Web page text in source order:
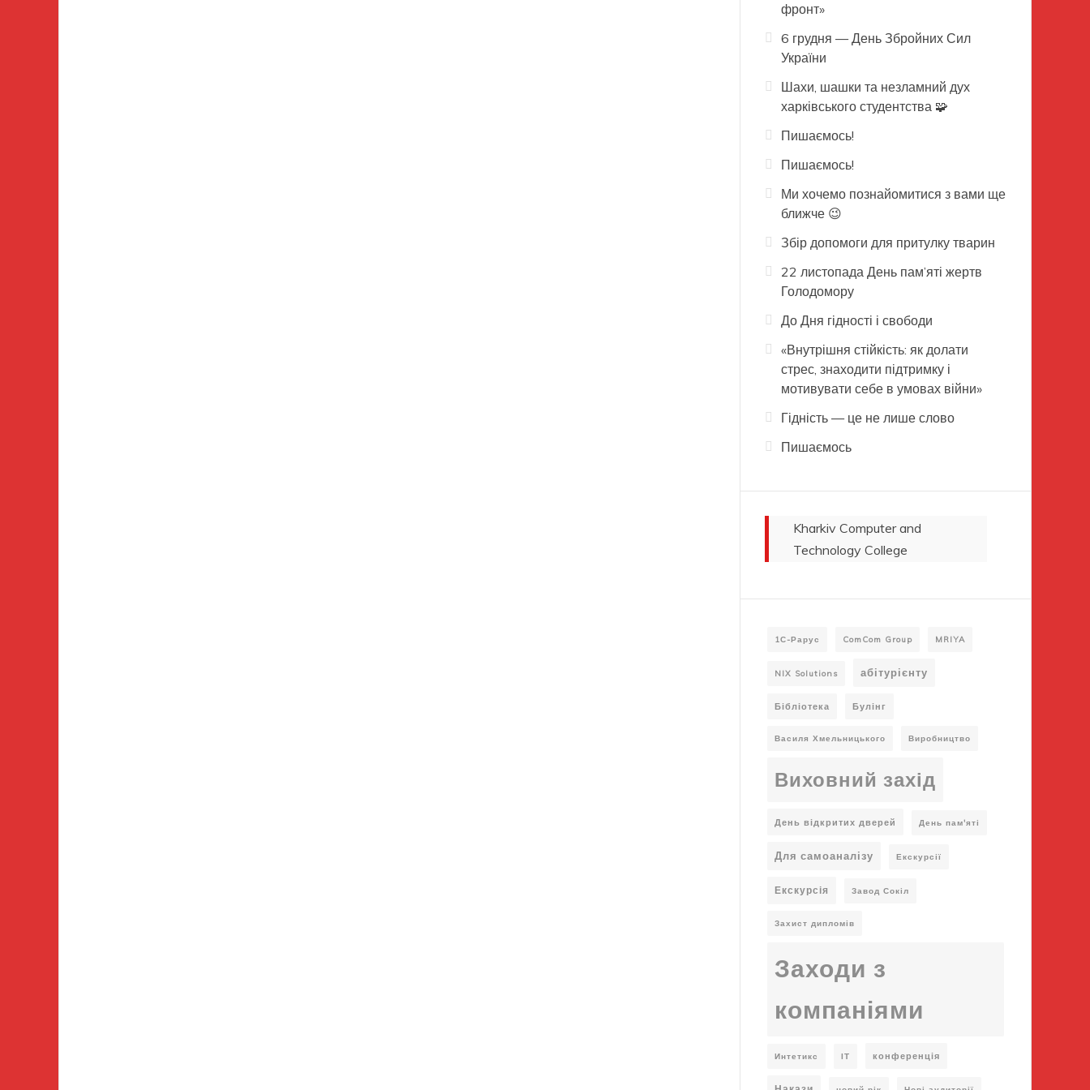
фронт»
6 грудня — День Збройних Сил
України
Шахи, шашки та незламний дух
харківського студентства 🧩
Пишаємось!
Пишаємось!
Ми хочемо познайомитися з вами ще
ближче 😉
Збір допомоги для притулку тварин
22 листопада День пам’яті жертв
Голодомору
До Дня гідності і свободи
«Внутрішня стійкість: як долати
стрес, знаходити підтримку і
мотивувати себе в умовах війни»
Гідність — це не лише слово
Пишаємось
Kharkiv Computer and
Technology College
1С-Рарус ComCom Group MRIYA
NIX Solutions абітурієнту
Бібліотека Булінг
Василя Хмельницького Виробництво
Виховний захід
День відкритих дверей День пам'яті
Для самоаналізу Екскурсії
Екскурсія Завод Сокіл
Захист дипломів
Заходи з
компаніями
Интетикс ІТ конференція